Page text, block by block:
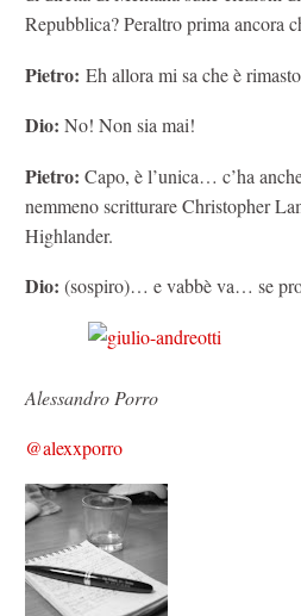
Repubblica? Peraltro prima ancora
Pietro: Eh allora mi sa che è
Dio: No! Non sia mai!
Pietro: Capo, è l’unica… c’ha
nemmeno scritturare Christopher
Highlander.
Dio: (sospiro)… e vabbè va… se
Alessandro Porro
@alexxporro